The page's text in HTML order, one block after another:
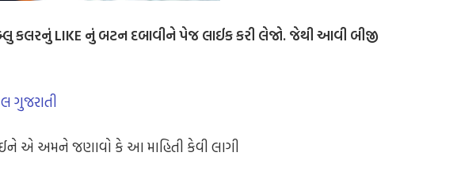
કલરનું LIKE નું બટન દબાવીને પેજ લાઈક કરી લેજો. જેથી આવી બીજી
ગુજરાતી
એ અમને જણાવો કે આ માહિતી કેવી લાગી